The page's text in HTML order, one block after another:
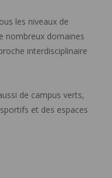
les niveaux de
nombreux domaines
interdisciplinaire
de campus verts,
et des espaces